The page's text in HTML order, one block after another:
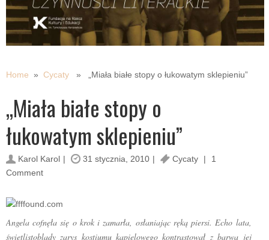
Home » Cycaty» „Miała białe stopy o łukowatym sklepieniu”
„Miała białe stopy o
łukowatym sklepieniu”
Karol Karol 31 stycznia, 2010 Cycaty
1
Comment
Angela cofnęła się o krok i zamarła, osłaniając ręką piersi. Echo lata,
świetlistoblady zarys kostiumu kąpielowego kontrastował z barwą jej